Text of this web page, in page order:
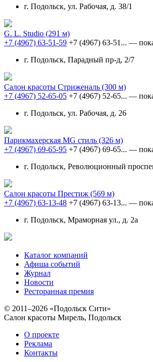
г. Подольск, ул. Рабочая, д. 38/1
G. L. Studio (291 м)
+7 (4967) 63-51-59 +7 (4967) 63-51... —
г. Подольск, Парадный пр-д, 2/7
Салон красоты Стриженаль (300 м)
+7 (4967) 52-65-05 +7 (4967) 52-65... —
г. Подольск, ул. Рабочая, д. 26
Парикмахерская MG стиль (326 м)
+7 (4967) 69-65-95 +7 (4967) 69-65... —
г. Подольск, Революционный
Салон красоты Престиж (569 м)
+7 (4967) 63-13-48 +7 (4967) 63-13... —
г. Подольск, Мраморная ул., д. 2а
Каталог компаний
Афиша событий
Журнал
Новости
Ресторанная премия
© 2011–2026 «Подольск Сити»
Салон красоты Мирель, Подольск
О проекте
Реклама
Контакты